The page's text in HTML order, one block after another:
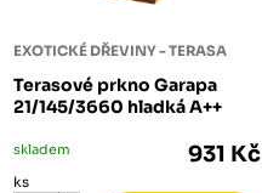
EXOTICKÉ DŘEVINY - TERASA
Terasové prkno Garapa
21/145/3660 hladká A++
skladem 931 Kč
ks